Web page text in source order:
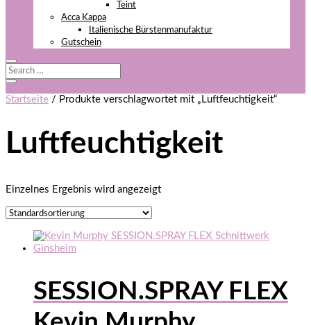
Teint
Acca Kappa
Italienische Bürstenmanufaktur
Gutschein
Startseite / Produkte verschlagwortet mit „Luftfeuchtigkeit“
Luftfeuchtigkeit
Einzelnes Ergebnis wird angezeigt
SESSION.SPRAY FLEX